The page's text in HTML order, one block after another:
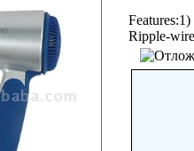
Ripple-